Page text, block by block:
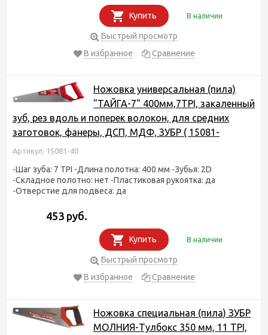
Купить В наличии
Быстрый просмотр
В избранное
Сравнение
Ножовка универсальная (пила)
"ТАЙГА-7" 400мм,7TPI, закаленный
зуб, рез вдоль и поперек волокон, для средних
заготовок, фанеры, ДСП, МДФ, ЗУБР ( 15081-
Артикул: 15081-40
-Шаг зуба: 7 TPI -Длина полотна: 400 мм -Зубья: 2D
-Складное полотно: нет -Пластиковая рукоятка: да
-Отверстие для подвеса: да
453 руб.
Купить В наличии
Быстрый просмотр
В избранное
Сравнение
Ножовка специальная (пила) ЗУБР
МОЛНИЯ-Тулбокс 350 мм, 11 TPI,